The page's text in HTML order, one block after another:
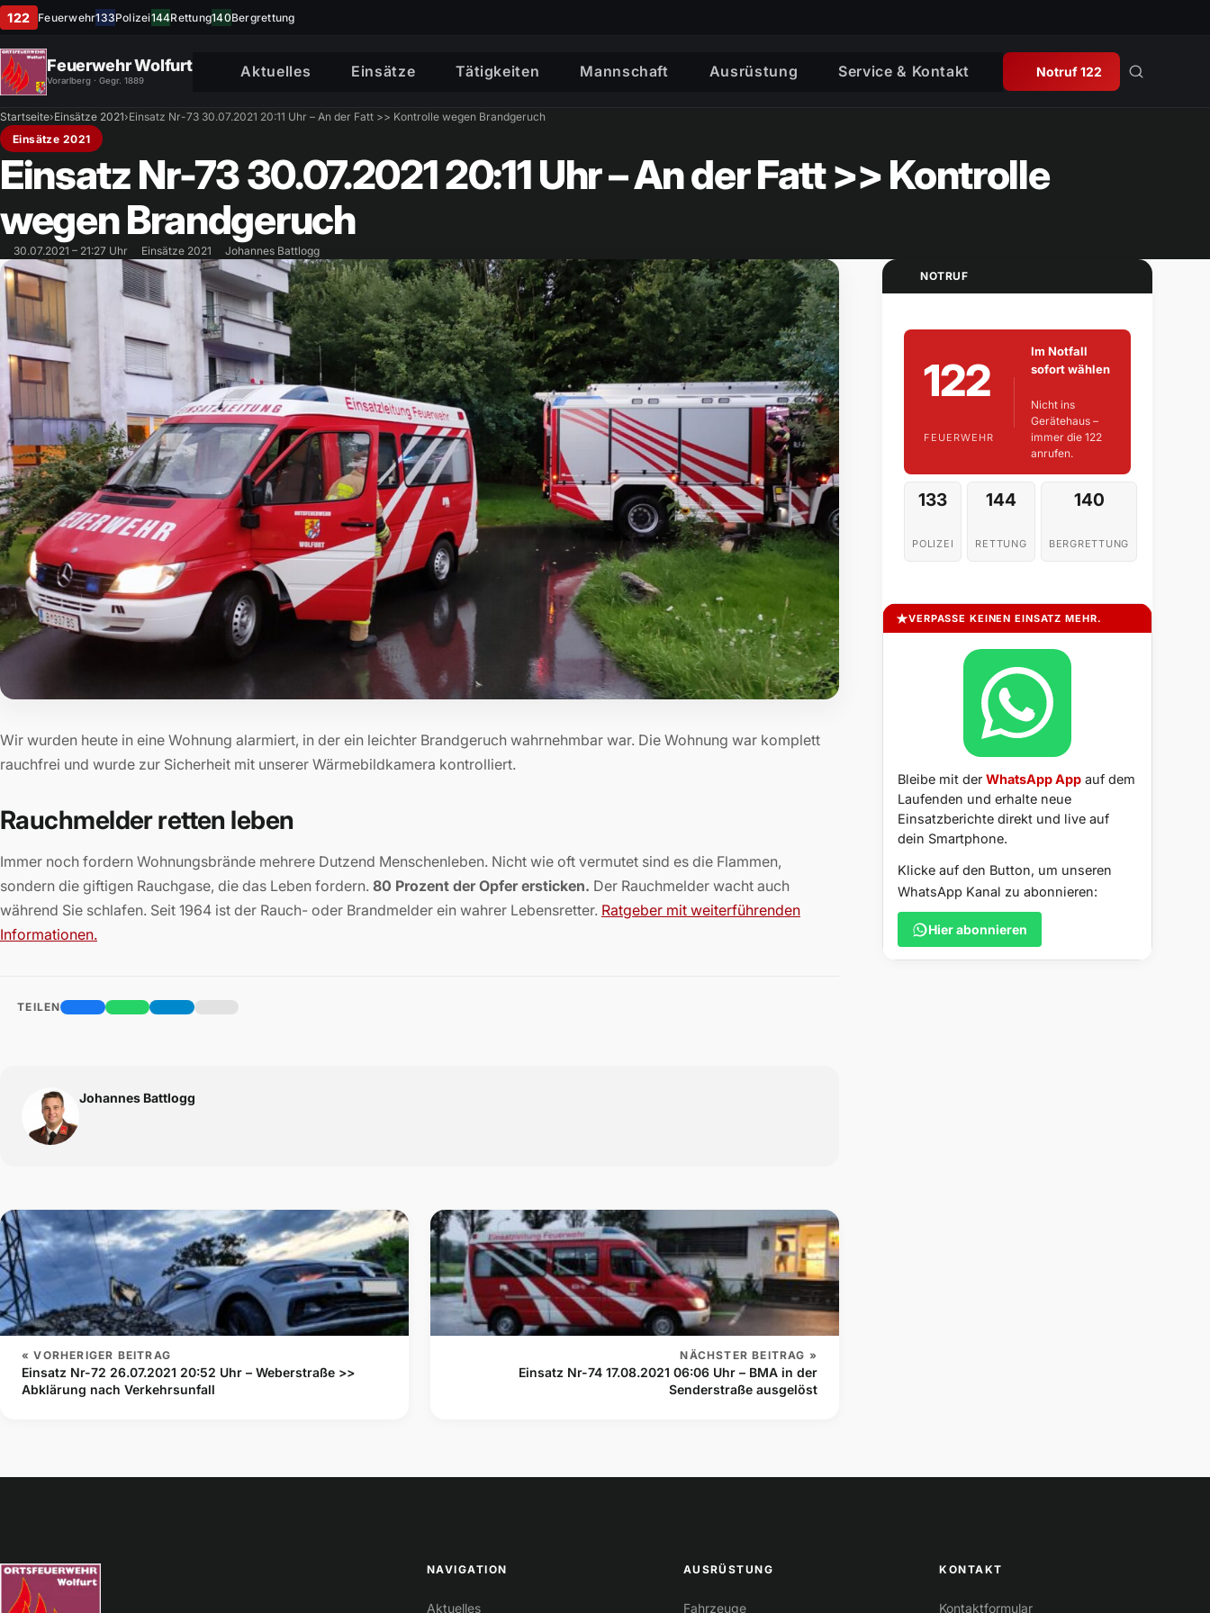
122 Feuerwehr133Polizei144Rettung140Bergrettung
Feuerwehr Wolfurt
Vorarlberg · Gegr. 1889
Aktuelles Einsätze Tätigkeiten Mannschaft Ausrüstung Service & Kontakt Notruf 122
Startseite›Einsätze 2021›Einsatz Nr-73 30.07.2021 20:11 Uhr – An der Fatt >> Kontrolle wegen Brandgeruch
Einsätze 2021
Einsatz Nr-73 30.07.2021 20:11 Uhr – An der Fatt >> Kontrolle
wegen Brandgeruch
30.07.2021 – 21:27 Uhr Einsätze 2021 Johannes Battlogg
Wir wurden heute in eine Wohnung alarmiert, in der ein leichter Brandgeruch wahrnehmbar war. Die Wohnung war komplett
rauchfrei und wurde zur Sicherheit mit unserer Wärmebildkamera kontrolliert.
Rauchmelder retten leben
Immer noch fordern Wohnungsbrände mehrere Dutzend Menschenleben. Nicht wie oft vermutet sind es die Flammen,
sondern die giftigen Rauchgase, die das Leben fordern. 80 Prozent der Opfer ersticken. Der Rauchmelder wacht auch
während Sie schlafen. Seit 1964 ist der Rauch- oder Brandmelder ein wahrer Lebensretter. Ratgeber mit weiterführenden
Informationen.
TEILEN
Johannes Battlogg
« VORHERIGER BEITRAG
Einsatz Nr-72 26.07.2021 20:52 Uhr – Weberstraße >>
Abklärung nach Verkehrsunfall
NÄCHSTER BEITRAG »
Einsatz Nr-74 17.08.2021 06:06 Uhr – BMA in der
Senderstraße ausgelöst
NOTRUF
122
FEUERWEHR
Im Notfall
sofort wählen
Nicht ins
Gerätehaus –
immer die 122
anrufen.
133
POLIZEI
144
RETTUNG
140
BERGRETTUNG
VERPASSE KEINEN EINSATZ MEHR.
Bleibe mit derWhatsApp App auf dem
Laufenden und erhalte neue
Einsatzberichte direkt und live auf
dein Smartphone.
Klicke auf den Button, um unseren
WhatsApp Kanal zu abonnieren:
Hier abonnieren
NAVIGATION
Aktuelles
AUSRÜSTUNG
Fahrzeuge
KONTAKT
Kontaktformular